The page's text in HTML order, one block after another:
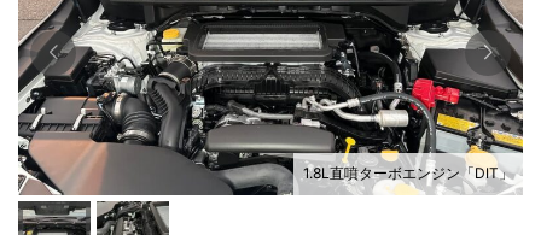
1.8L直噴ターボエンジン「DIT」